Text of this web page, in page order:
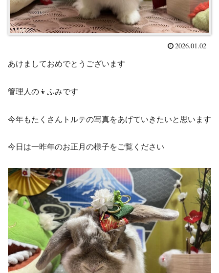
2026.01.02
あけましておめでとうございます
管理人の👦ふみです
今年もたくさんトルテの写真をあげていきたいと思います
今日は一昨年のお正月の様子をご覧ください